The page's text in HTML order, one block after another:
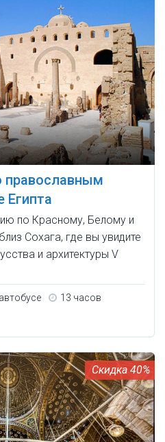
православным
Египта
по Красному, Белому и
Сохага, где вы увидите
и архитектуры V
13 часов
40%